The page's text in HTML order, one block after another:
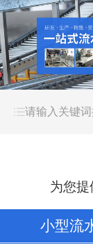
为您
小型流